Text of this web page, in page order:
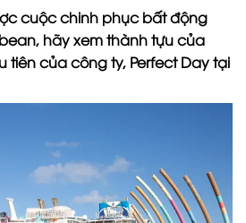
cuộc chinh phục bất động
hãy xem thành tựu của
tiên của công ty, Perfect Day tại